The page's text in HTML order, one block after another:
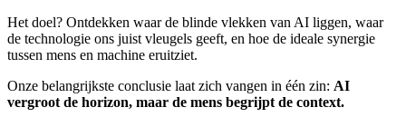
Het doel? Ontdekken waar de blinde vlekken van AI liggen, waar
de technologie ons juist vleugels geeft, en hoe de ideale synergie
tussen mens en machine eruitziet.
Onze belangrijkste conclusie laat zich vangen in één zin: AI
vergroot de horizon, maar de mens begrijpt de context.